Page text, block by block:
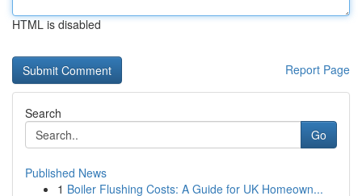
HTML is disabled
Report Page
Search
Go
Published News
1 Boiler Flushing Costs: A Guide for UK Homeown...